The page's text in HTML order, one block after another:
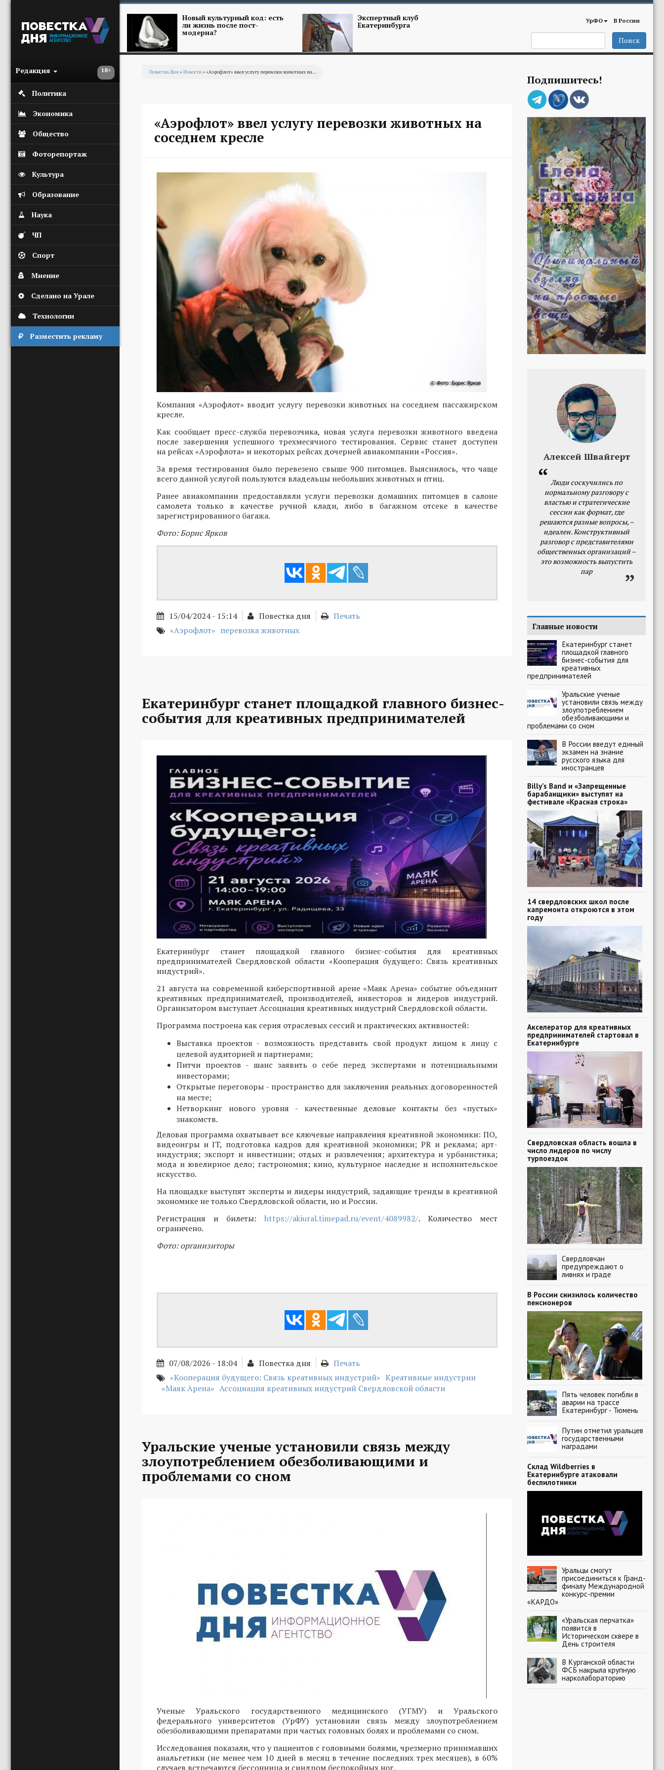
18+
Редакция
Политика
Экономика
Общество
Фоторепортаж
Культура
Образование
Наука
ЧП
Спорт
Мнение
Сделано на Урале
Технологии
Разместить рекламу
Новый культурный код: есть
ли жизнь после пост-
модерна?
Экспертный клуб
Екатеринбурга УрФО В России
Поиск
Повестка Дня» Новости» «Аэрофлот» ввел услугу перевозки животных на...
«Аэрофлот» ввел услугу перевозки животных на
соседнем кресле
Компания «Аэрофлот» вводит услугу перевозки животных на соседнем пассажирском
кресле.
Как сообщает пресс-служба перевозчика, новая услуга перевозки животного введена
после завершения успешного трехмесячного тестирования. Сервис станет доступен
на рейсах «Аэрофлота» и некоторых рейсах дочерней авиакомпании «Россия».
За время тестирования было перевезено свыше 900 питомцев. Выяснилось, что чаще
всего данной услугой пользуются владельцы небольших животных и птиц.
Ранее авиакомпании предоставляли услуги перевозки домашних питомцев в салоне
самолета только в качестве ручной клади, либо в багажном отсеке в качестве
зарегистрированного багажа.
Фото: Борис Ярков
15/04/2024 - 15:14 Повестка дня
Печать
«Аэрофлот» перевозка животных
Екатеринбург станет площадкой главного бизнес-
события для креативных предпринимателей
Екатеринбург станет площадкой главного бизнес-события для креативных
предпринимателей Свердловской области «Кооперация будущего: Связь креативных
индустрий».
21 августа на современной киберспортивной арене «Маяк Арена» событие объединит
креативных предпринимателей, производителей, инвесторов и лидеров индустрий.
Организатором выступает Ассоциация креативных индустрий Свердловской области.
Программа построена как серия отраслевых сессий и практических активностей:
Выставка проектов - возможность представить свой продукт лицом к лицу с
целевой аудиторией и партнерами;
Питчи проектов - шанс заявить о себе перед экспертами и потенциальными
инвесторами;
Открытые переговоры - пространство для заключения реальных договоренностей
на месте;
Нетворкинг нового уровня - качественные деловые контакты без «пустых»
знакомств.
Деловая программа охватывает все ключевые направления креативной экономики: ПО,
видеоигры и IT, подготовка кадров для креативной экономики; PR и реклама; арт-
индустрия; экспорт и инвестиции; отдых и развлечения; архитектура и урбанистика;
мода и ювелирное дело; гастрономия; кино, культурное наследие и исполнительское
искусство.
На площадке выступят эксперты и лидеры индустрий, задающие тренды в креативной
экономике не только Свердловской области, но и России.
Регистрация и билеты: https://akiural.timepad.ru/event/4089982/. Количество мест
ограничено.
Фото: организиторы
07/08/2026 - 18:04 Повестка дня
Печать
«Кооперация будущего: Связь креативных индустрий» Креативные индустрии
«Маяк Арена» Ассоциация креативных индустрий Свердловской области
Уральские ученые установили связь между
злоупотреблением обезболивающими и
проблемами со сном
Ученые Уральского государственного медицинского (УГМУ) и Уральского
федерального университетов (УрФУ) установили связь между злоупотреблением
обезболивающими препаратами при частых головных болях и проблемами со сном.
Исследования показали, что у пациентов с головными болями, чрезмерно принимавших
анальгетики (не менее чем 10 дней в месяц в течение последних трех месяцев), в 60%
случаев встречаются бессонница и синдром беспокойных ног.
Подпишитесь!
Алексей Швайгерт
Люди соскучились по
нормальному разговору с
властью и стратегические
сессии как формат, где
решаются разные вопросы, –
идеален. Конструктивный
разговор с представителями
общественных организаций –
это возможность выпустить
пар
Главные новости
Екатеринбург станет
площадкой главного
бизнес-события для
креативных
предпринимателей
Уральские ученые
установили связь между
злоупотреблением
обезболивающими и
проблемами со сном
В России введут единый
экзамен на знание
русского языка для
иностранцев
Billy’s Band и «Запрещенные
барабанщики» выступят на
фестивале «Красная строка»
14 свердловских школ после
капремонта откроются в этом
году
Акселератор для креативных
предпринимателей стартовал в
Екатеринбурге
Свердловская область вошла в
число лидеров по числу
турпоездок
Свердловчан
предупреждают о
ливнях и граде
В России снизилось количество
пенсионеров
Пять человек погибли в
аварии на трассе
Екатеринбург - Тюмень
Путин отметил уральцев
государственными
наградами
Склад Wildberries в
Екатеринбурге атаковали
беспилотники
Уральцы смогут
присоединиться к Гранд-
финалу Международной
конкурс-премии
«КАРДО»
«Уральская перчатка»
появится в
Историческом сквере в
День строителя
В Курганской области
ФСБ накрыла крупную
нарколабораторию